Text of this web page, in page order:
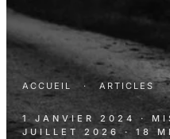
ACCUEIL · ARTICLES
1 JANVIER 2024 ·
JUILLET 2026 · 18